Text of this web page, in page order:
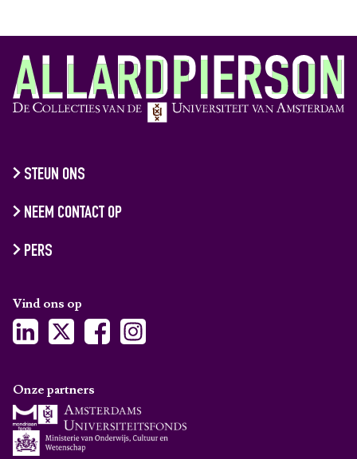
STEUN ONS
NEEM CONTACT OP
PERS
Vind ons op
Onze partners